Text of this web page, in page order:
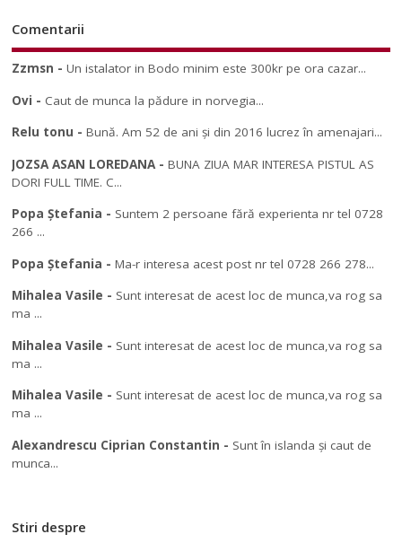
Comentarii
Zzmsn -Un istalator in Bodo minim este 300kr pe ora cazar...
Ovi - Caut de munca la pădure in norvegia...
Relu tonu -Bună. Am 52 de ani și din 2016 lucrez în amenajari...
JOZSA ASAN LOREDANA-BUNA ZIUA MAR INTERESA PISTUL AS
DORI FULL TIME. C...
Popa Ștefania - Suntem 2 persoane fără experienta nr tel 0728
266 ...
Popa Ștefania -Ma-r interesa acest post nr tel 0728 266 278...
Mihalea Vasile - Sunt interesat de acest loc de munca,va rog sa
ma ...
Mihalea Vasile - Sunt interesat de acest loc de munca,va rog sa
ma ...
Mihalea Vasile - Sunt interesat de acest loc de munca,va rog sa
ma ...
Alexandrescu Ciprian Constantin - Sunt în islanda și caut de
munca...
Stiri despre